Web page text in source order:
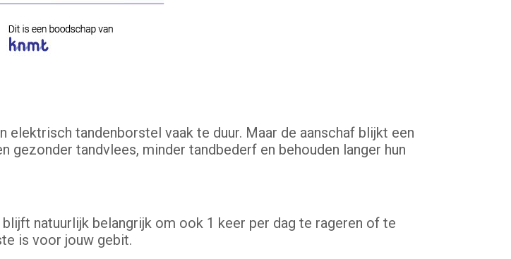
elektrisch tandenborstel vaak te duur. Maar de aanschaf blijkt een
tandvlees, minder tandbederf en behouden langer hun
natuurlijk belangrijk om ook 1 keer per dag te rageren of te
is voor jouw gebit.